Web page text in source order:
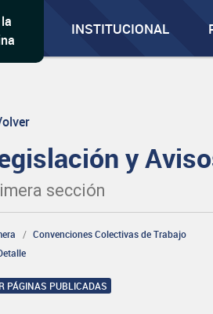
INSTITUCIONAL
y
sección
Convenciones Colectivas de Trabajo
PÁGINAS PUBLICADAS